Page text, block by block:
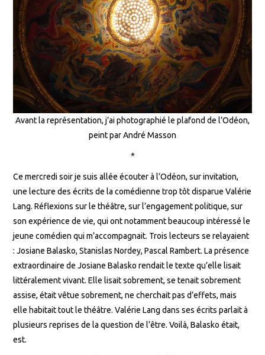
Avant la représentation, j’ai photographié le plafond de l’Odéon,
peint par André Masson
*
Ce mercredi soir je suis allée écouter à l’Odéon, sur invitation,
une lecture des écrits de la comédienne trop tôt disparue Valérie
Lang. Réflexions sur le théâtre, sur l’engagement politique, sur
son expérience de vie, qui ont notamment beaucoup intéressé le
jeune comédien qui m’accompagnait. Trois lecteurs se relayaient
: Josiane Balasko, Stanislas Nordey, Pascal Rambert. La présence
extraordinaire de Josiane Balasko rendait le texte qu’elle lisait
littéralement vivant. Elle lisait sobrement, se tenait sobrement
assise, était vêtue sobrement, ne cherchait pas d’effets, mais
elle habitait tout le théâtre. Valérie Lang dans ses écrits parlait à
plusieurs reprises de la question de l’être. Voilà, Balasko était,
est.